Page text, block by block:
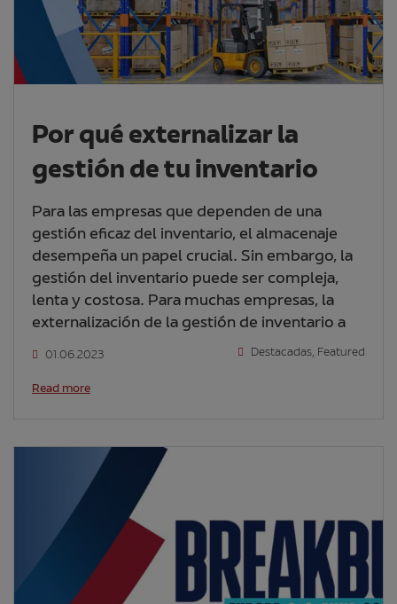
Por qué externalizar la
gestión de tu inventario
Para las empresas que dependen de una
gestión eficaz del inventario, el almacenaje
desempeña un papel crucial. Sin embargo, la
gestión del inventario puede ser compleja,
lenta y costosa. Para muchas empresas, la
externalización de la gestión de inventario a
01.06.2023 Destacadas, Featured
Read more